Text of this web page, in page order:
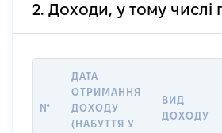
2. Доходи, у тому числі
№
ДАТА
ОТРИМАННЯ
ДОХОДУ
(НАБУТТЯ У
ВИД
ДОХОДУ